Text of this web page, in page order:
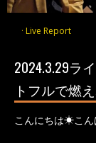
Live Report
2024.3.29ラ
トフルで燃
こんにちは☀こん